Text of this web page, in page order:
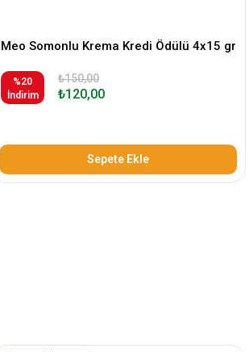
Meo Somonlu Krema Kredi Ödülü 4x15 gr
%20
İndirim
₺120,00
₺150,00
Sepete Ekle